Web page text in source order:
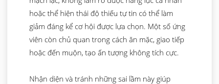
hoặc thể hiện thái độ thiếu tự tin có thể làm
giảm đáng kể cơ hội được lựa chọn. Một số ứng
viên còn chủ quan trong cách ăn mặc, giao tiếp
hoặc đến muộn, tạo ấn tượng không tích cực.
Nhận diện và tránh những sai lầm này giúp